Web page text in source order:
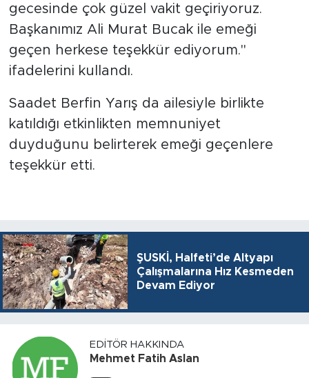
gecesinde çok güzel vakit geçiriyoruz.
Başkanımız Ali Murat Bucak ile emeği
geçen herkese teşekkür ediyorum."
ifadelerini kullandı.
Saadet Berfin Yarış da ailesiyle birlikte
katıldığı etkinlikten memnuniyet
duyduğunu belirterek emeği geçenlere
teşekkür etti.
ŞUSKİ, Halfeti’de Altyapı
Çalışmalarına Hız Kesmeden
Devam Ediyor
EDITÖR HAKKINDA
Mehmet Fatih Aslan